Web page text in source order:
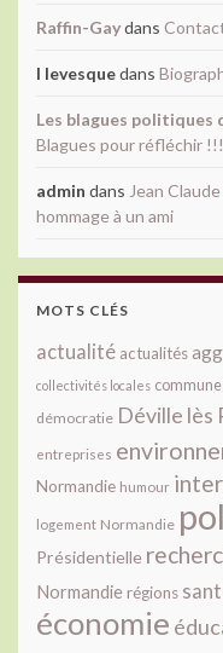
Raffin-Gaydans
l levesquedans
Les blagues
Blagues pour réfléchir !!!
admin dans Jean
hommage à un ami
MOTS CLÉS
actualité actualités
collectivités locales
démocratie Déville lès
entreprises
Normandie humour
logement Normandie
Présidentielle
Normandie régions
économie